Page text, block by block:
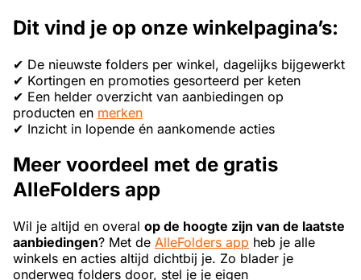
Dit vind je op onze winkelpagina’s:
✔ De nieuwste folders per winkel, dagelijks bijgewerkt
✔ Kortingen en promoties gesorteerd per keten
✔ Een helder overzicht van aanbiedingen op
producten en merken
✔ Inzicht in lopende én aankomende acties
Meer voordeel met de gratis
AlleFolders app
Wil je altijd en overal op de hoogte zijn van de laatste
aanbiedingen? Met de AlleFolders app heb je alle
winkels en acties altijd dichtbij je. Zo blader je
onderweg folders door, stel je je eigen